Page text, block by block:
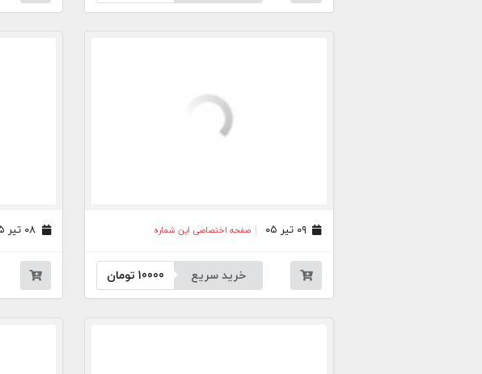
۰۹ تیر ۰۵ صفحه اختصاصی این شماره
خرید سریع 10000 تومان